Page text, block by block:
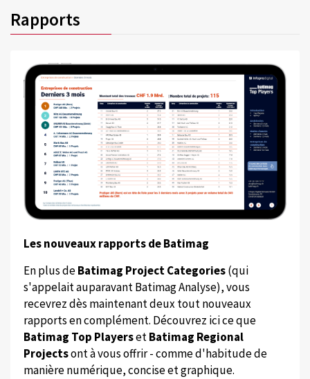
Rapports
Les nouveaux rapports de Batimag
En plus deBatimag Project Categories(qui
s'appelait auparavant Batimag Analyse), vous
recevrez dès maintenant deux tout nouveaux
rapports en complément. Découvrez ici ce que
Batimag Top PlayersetBatimag Regional
Projectsont à vous offrir - comme d'habitude de
manière numérique, concise et graphique.